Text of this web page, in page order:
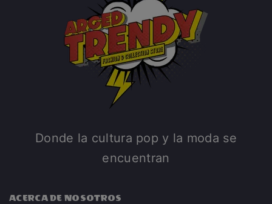
Donde la cultura pop y la moda se
encuentran
ACERCA DE NOSOTROS